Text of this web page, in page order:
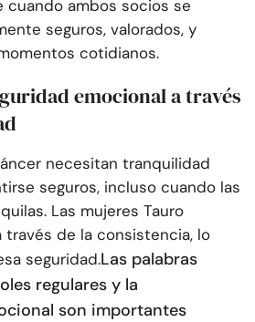
cuando ambos socios se
seguros, valorados, y
cotidianos.
emocional a través
necesitan tranquilidad
seguros, incluso cuando las
Las mujeres Tauro
través de la consistencia, lo
seguridad.Las palabras
regulares y la
son importantes